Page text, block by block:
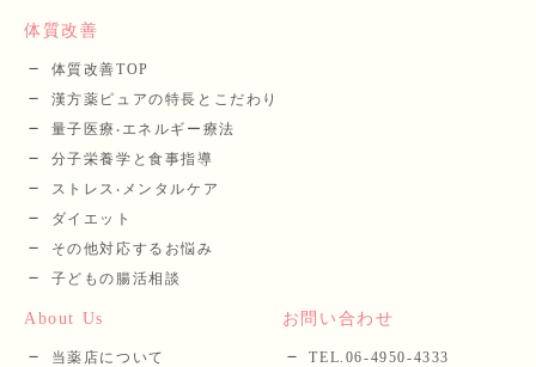
体質改善
体質改善TOP
漢⽅薬ピュアの特長とこだわり
量⼦医療‧エネルギー療法
分⼦栄養学と⾷事指導
ストレス‧メンタルケア
ダイエット
その他対応するお悩み
子どもの腸活相談
About Us
当薬店について
お問い合わせ
TEL.06-4950-4333